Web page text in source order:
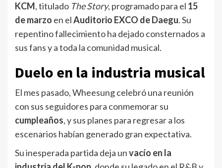
KCM, titulado The Story, programado para el 15
de marzo en elAuditorio EXCO de Daegu. Su
repentino fallecimiento ha dejado consternados a
sus fans y a toda la comunidad musical.
Duelo en la industria musical
El mes pasado, Wheesung celebró una reunión
con sus seguidores para conmemorar su
cumpleaños, y sus planes para regresar a los
escenarios habían generado gran expectativa.
Su inesperada partida deja unvacío en la